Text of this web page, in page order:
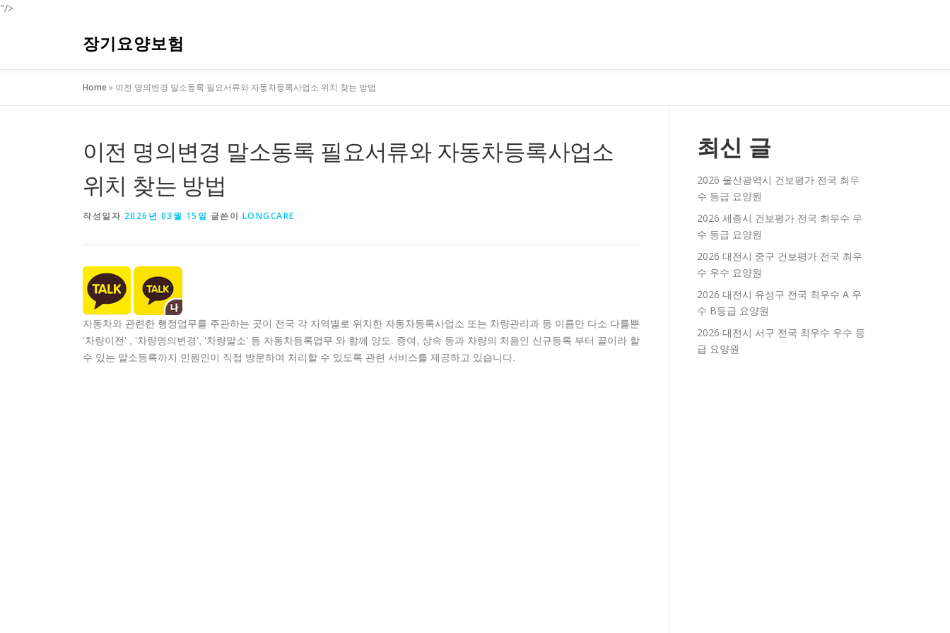
"/>
로
장기요양보험
Home» 이전 명의변경 말소동록 필요서류와 자동차등록사업소 위치 찾는 방법
이전 명의변경 말소동록 필요서류와 자동차등록사업소
위치 찾는 방법
작성일자 2026년 03월 15일 글쓴이 LONGCARE
자동차와 관련한 행정업무를 주관하는 곳이 전국 각 지역별로 위치한 자동차등록사업소 또는 차량관리과 등 이름만 다소 다를뿐
‘차량이전’ , ‘차량명의변경’, ‘차량말소’ 등 자동차등록업무 와 함께 양도. 증여, 상속 등과 차량의 처음인 신규등록 부터 끝이라 할
수 있는 말소등록까지 민원인이 직접 방문하여 처리할 수 있도록 관련 서비스를 제공하고 있습니다.
최신 글
2026 울산광역시 건보평가 전국 최우
수 등급 요양원
2026 세종시 건보평가 전국 최우수 우
수 등급 요양원
2026 대전시 중구 건보평가 전국 최우
수 우수 요양원
2026 대전시 유성구 전국 최우수 A 우
수 B등급 요양원
2026 대전시 서구 전국 최우수 우수 등
급 요양원